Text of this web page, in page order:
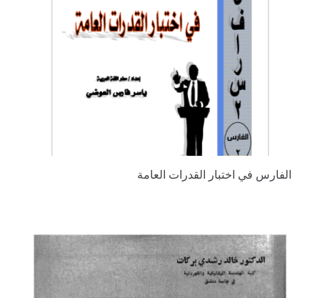
الفارس في اختبار القدرات العامة